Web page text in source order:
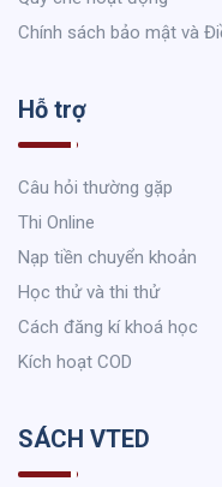
Chính sách bảo mật và
Hỗ trợ
Câu hỏi thường gặp
Thi Online
Nạp tiền chuyển khoản
Học thử và thi thử
Cách đăng kí khoá học
Kích hoạt COD
SÁCH VTED